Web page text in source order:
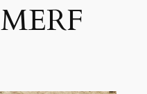
MERF